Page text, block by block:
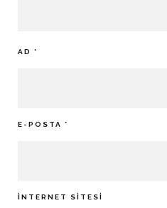
AD *
E-POSTA *
İNTERNET SITESI